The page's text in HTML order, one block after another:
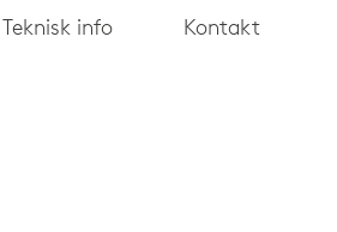
Teknisk info Kontakt